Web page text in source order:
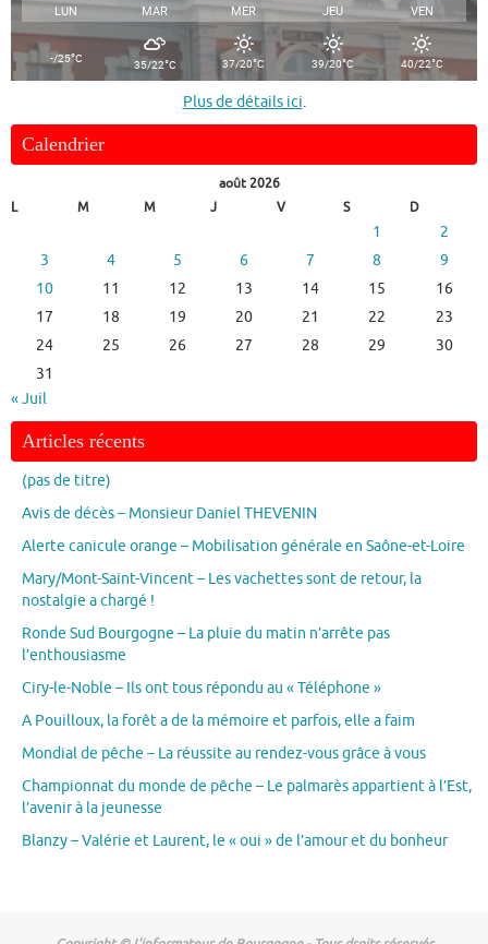
LUN MAR MER JEU VEN
-/25°C 35/22°C 37/20°C 39/20°C 40/22°C
Plus de détails ici.
Calendrier
août 2026
L
M M J V S D
1
2
3
4 5 6 7 8
9
10
11 12 13 14 15
16
17
18 19 20 21 22
23
24
25 26 27 28 29
30
31
« Juil
Articles récents
(pas de titre)
Avis de décès – Monsieur Daniel THEVENIN
Alerte canicule orange – Mobilisation générale en Saône-et-Loire
Mary/Mont-Saint-Vincent – Les vachettes sont de retour, la
nostalgie a chargé !
Ronde Sud Bourgogne – La pluie du matin n’arrête pas
l’enthousiasme
Ciry-le-Noble – Ils ont tous répondu au « Téléphone »
A Pouilloux, la forêt a de la mémoire et parfois, elle a faim
Mondial de pêche – La réussite au rendez-vous grâce à vous
Championnat du monde de pêche – Le palmarès appartient à l’Est,
l’avenir à la jeunesse
Blanzy – Valérie et Laurent, le « oui » de l’amour et du bonheur